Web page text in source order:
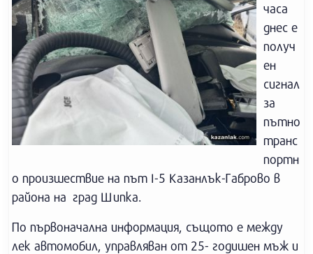
часа
днес е
получ
ен
сигнал
за
пътно
транс
портн
о произшествие на път I-5 Казанлък-Габрово в
района на град Шипка.
По първоначална информация, същото е между
лек автомобил, управляван от 25- годишен мъж и